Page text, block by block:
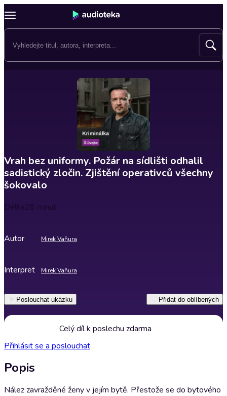
Vrah bez uniformy. Požár na sídlišti odhalil
sadistický zločin. Zjištění operativců všechny
šokovalo
Délka28 minut
Autor Mirek Vaňura
Interpret Mirek Vaňura
Poslouchat ukázku Přidat do oblíbených
Celý díl k poslechu zdarma
Přihlásit se a poslouchat
Popis
Nález zavražděné ženy v jejím bytě. Přestože se do bytového